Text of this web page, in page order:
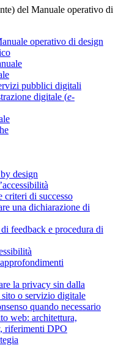
del Manuale operativo di
operativo di design
pubblici digitali
digitale (e-
design
criteri di successo
una dichiarazione di
feedback e procedura di
la privacy sin dalla
o servizio digitale
quando necessario
web: architettura,
riferimenti DPO